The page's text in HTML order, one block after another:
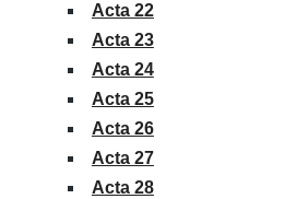
Acta 22
Acta 23
Acta 24
Acta 25
Acta 26
Acta 27
Acta 28